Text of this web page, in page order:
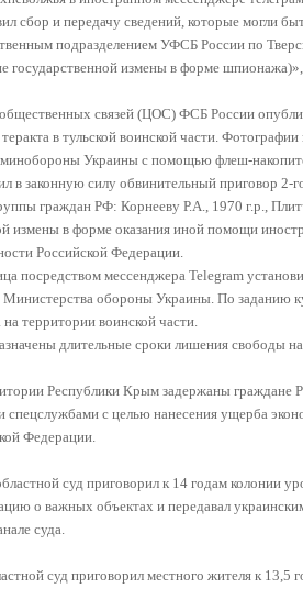
сбор и передачу сведений, которые могли
подразделением УФСБ России по
государственной измены в форме
связей (ЦОС) ФСБ России
в тульской воинской части.
минобороны Украины с помощью флеш-
законную силу обвинительный приговор 2-
граждан РФ: Корнееву Р.А., 1970 г.р.,
измены в форме оказания иной помощи
Российской Федерации.
посредством мессенджера Telegram
Министерства обороны Украины. По заданию
на территории воинской части.
длительные сроки лишения свободы
Республики Крым задержаны граждане
спецслужбами с целью нанесения ущерба
Федерации.
суд приговорил к 14 годам колонии
о важных объектах и передавал
суда.
суд приговорил местного жителя к 13,5